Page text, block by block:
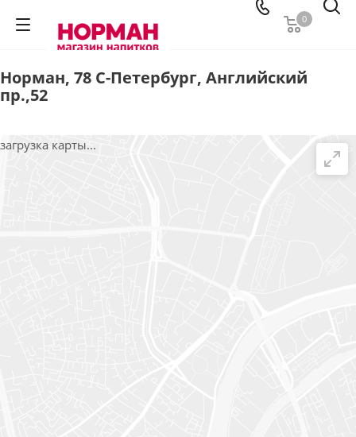
0
Норман, 78 С-Петербург, Английский
пр.,52
загрузка карты...